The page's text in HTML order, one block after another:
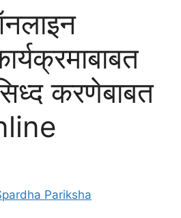
करणेबाबत
Pariksha